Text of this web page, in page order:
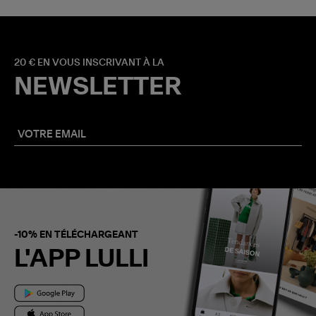
20 € EN VOUS INSCRIVANT À LA
NEWSLETTER
-10% EN TÉLÉCHARGEANT
L'APP LULLI